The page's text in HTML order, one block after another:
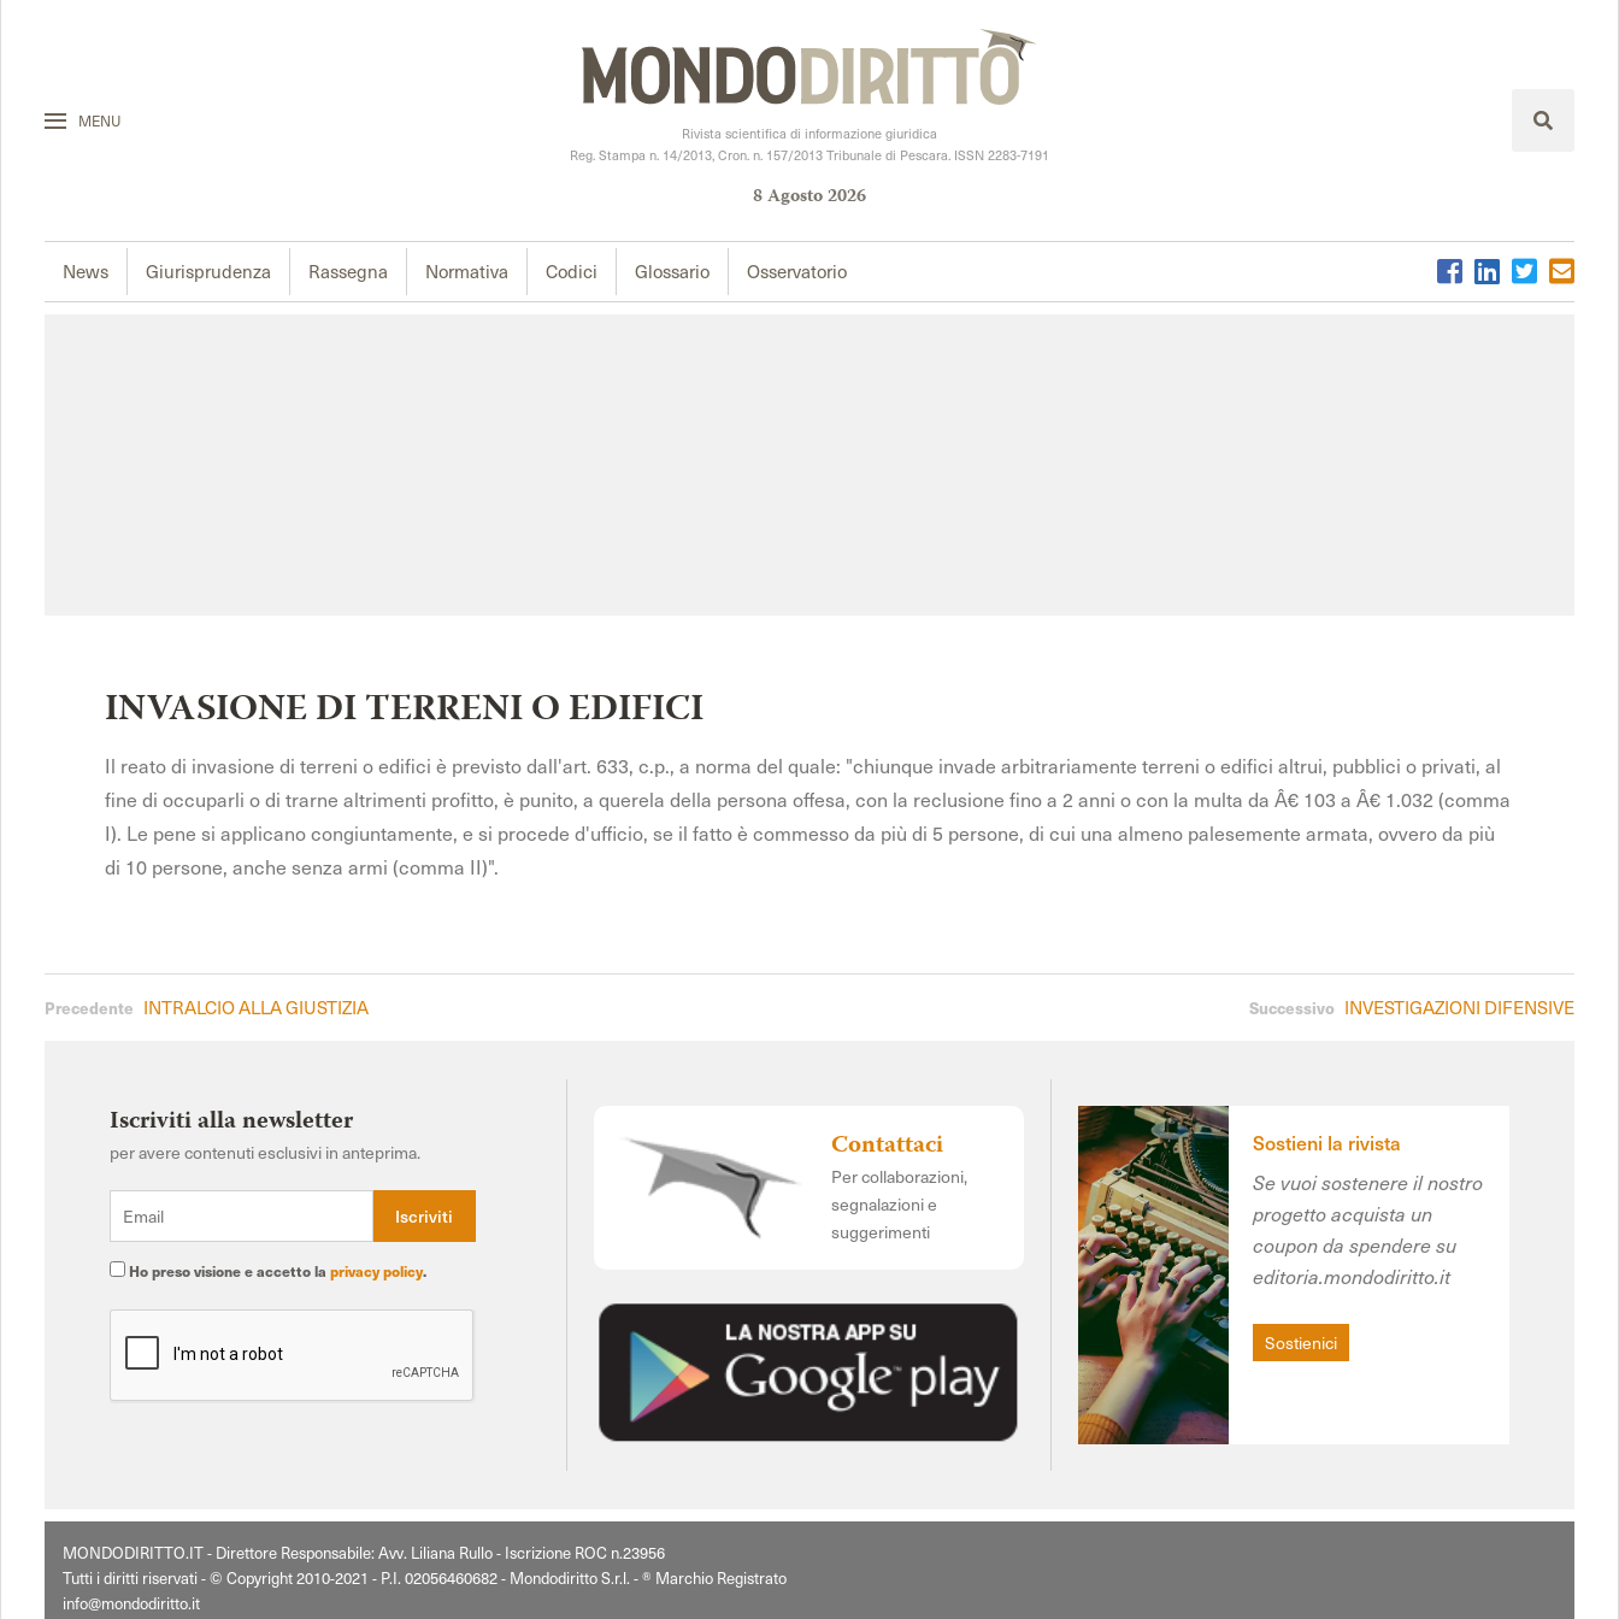
MENU
Rivista scientifica di informazione giuridica
Reg. Stampa n. 14/2013, Cron. n. 157/2013 Tribunale di Pescara. ISSN 2283-7191
8Agosto2026
News Giurisprudenza Rassegna Normativa Codici Glossario Osservatorio
INVASIONE DI TERRENI O EDIFICI
Il reato di invasione di terreni o edifici è previsto dall'art. 633, c.p., a norma del quale: "chiunque invade arbitrariamente terreni o edifici altrui, pubblici o privati, al
fine di occuparli o di trarne altrimenti profitto, è punito, a querela della persona offesa, con la reclusione fino a 2 anni o con la multa da Â€ 103 a Â€ 1.032 (comma
I). Le pene si applicano congiuntamente, e si procede d'ufficio, se il fatto è commesso da più di 5 persone, di cui una almeno palesemente armata, ovvero da più
di 10 persone, anche senza armi (comma II)".
Precedente INTRALCIO ALLA GIUSTIZIA Successivo INVESTIGAZIONI DIFENSIVE
Iscriviti alla newsletter
per avere contenuti esclusivi in anteprima.
Ho preso visione e accetto la privacy policy.
Contattaci
Per collaborazioni,
segnalazioni e
suggerimenti
Sostieni la rivista
Se vuoi sostenere il nostro
progetto acquista un
coupon da spendere su
editoria.mondodiritto.it
Sostienici
MONDODIRITTO.IT - Direttore Responsabile: Avv. Liliana Rullo - Iscrizione ROC n.23956
Tutti i diritti riservati - © Copyright 2010-2021 - P.I. 02056460682 - Mondodiritto S.r.l. - ® Marchio Registrato
info@mondodiritto.it